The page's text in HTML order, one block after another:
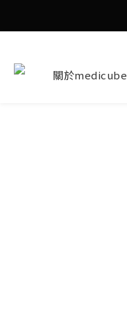
關於medicube